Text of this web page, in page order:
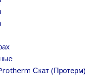
Скат (Протерм)